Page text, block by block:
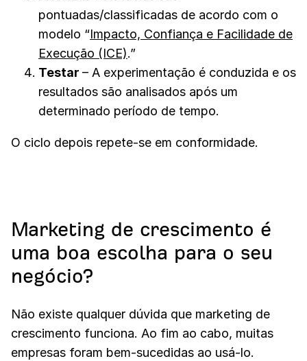
pontuadas/classificadas de acordo com o
modelo “Impacto, Confiança e Facilidade de
Execução (ICE).”
Testar – A experimentação é conduzida e os
resultados são analisados após um
determinado período de tempo.
O ciclo depois repete-se em conformidade.
Marketing de crescimento é
uma boa escolha para o seu
negócio?
Não existe qualquer dúvida que marketing de
crescimento funciona. Ao fim ao cabo, muitas
empresas foram bem-sucedidas ao usá-lo.